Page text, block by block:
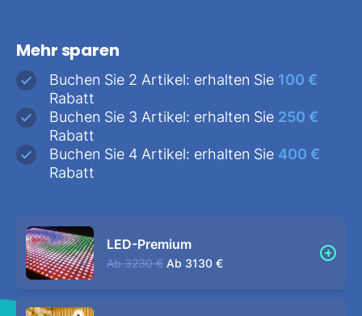
Mehr sparen
Buchen Sie 2 Artikel: erhalten Sie 100 €
Rabatt
Buchen Sie 3 Artikel: erhalten Sie 250 €
Rabatt
Buchen Sie 4 Artikel: erhalten Sie 400 €
Rabatt
LED-Premium
Ab 3230 € Ab 3130 €